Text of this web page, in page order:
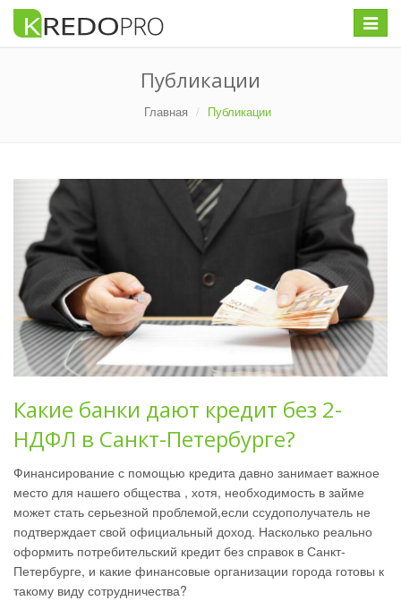
Меню
Публикации
Главная Публикации
Какие банки дают кредит без 2-
НДФЛ в Санкт-Петербурге?
Финансирование с помощью кредита давно занимает важное
место для нашего общества , хотя, необходимость в займе
может стать серьезной проблемой,если ссудополучатель не
подтверждает свой официальный доход. Насколько реально
оформить потребительский кредит без справок в Санкт-
Петербурге, и какие финансовые организации города готовы к
такому виду сотрудничества?